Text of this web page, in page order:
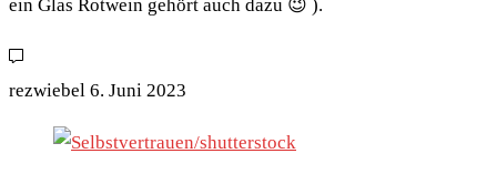
ein Glas Rotwein gehört auch dazu 😉 ).
rezwiebel 6. Juni 2023